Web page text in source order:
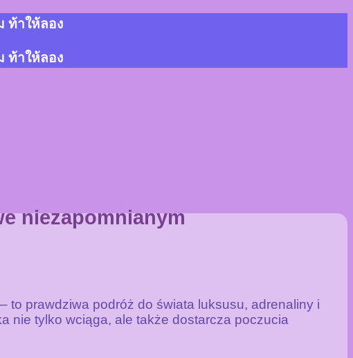
ท้าให้ลอง
ท้าให้ลอง
niezapomnianym
to prawdziwa podróż do świata luksusu, adrenaliny i
nie tylko wciąga, ale także dostarcza poczucia